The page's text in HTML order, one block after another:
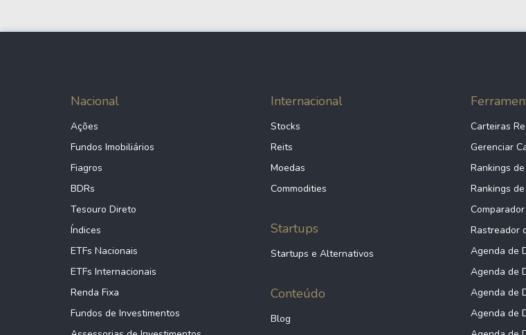
Nacional
Ações
Fundos Imobiliários
Fiagros
BDRs
Tesouro Direto
Índices
ETFs Nacionais
ETFs Internacionais
Renda Fixa
Fundos de Investimentos
Internacional
Stocks
Reits
Moedas
Commodities
Startups
Startups e Alternativos
Conteúdo
Blog
Carteiras
Gerenciar
Rankings
Rankings de
Rastreador
Agenda de
Agenda de
Agenda de
Agenda de